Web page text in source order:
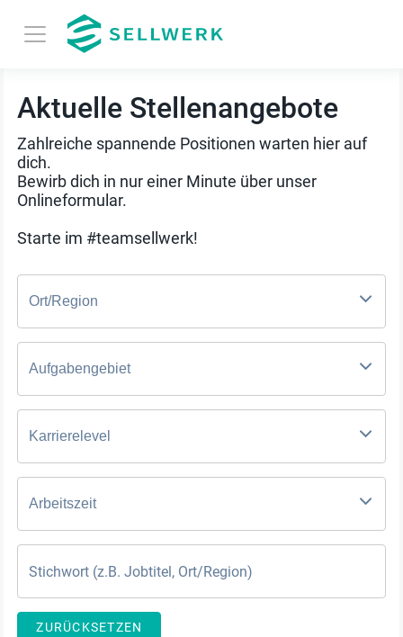
Aktuelle Stellenangebote
Zahlreiche spannende Positionen warten hier auf
dich.
Bewirb dich in nur einer Minute über unser
Onlineformular.
Starte im #teamsellwerk!
Ort/Region
Aufgabengebiet
Karrierelevel
Arbeitszeit
ZURÜCKSETZEN